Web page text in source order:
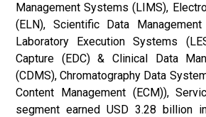
Management Systems (LIMS),
(ELN), Scientific Data
Laboratory Execution Systems
Capture (EDC) & Clinical Data
(CDMS), Chromatography Data
Content Management (ECM)),
segment earned USD 3.28 billion